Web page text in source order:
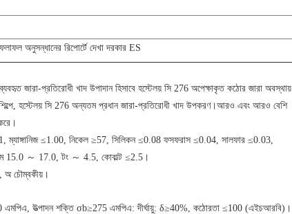
অনুসন্ধানের রিপোর্টে দেখা দরকার ES
জারা-প্রতিরোধী খাদ উপাদান হিসাবে হস্টেলয় সি 276 অপেক্ষাকৃত কঠোর জারা অবস্থায়
শিল্পে, হস্টেলয় সি 276 অন্যতম প্রধান জারা-প্রতিরোধী খাদ উপকরণ।আরও এবং আরও বেশি
ম্যাঙ্গানিজ ≤1.00, নিকেল ≥57, সিলিকন ≤0.08 ফসফরাস ≤0.04, সালফার ≤0.03,
15.0 ～ 17.0, টং ～ 4.5, কোবাল্ট ≤2.5।
চৌম্বকীয়।
এমপিএ, উত্পাদন শক্তি σb≥275 এমপিএ: দীর্ঘায়ু: δ≥40%, কঠোরতা ≤100 (এইচআরবি)।